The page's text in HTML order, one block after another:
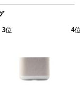
3位 4